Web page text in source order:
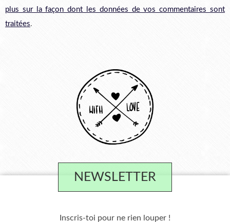
plus sur la façon dont les données de vos commentaires sont
traitées.
NEWSLETTER
Inscris-toi pour ne rien louper !